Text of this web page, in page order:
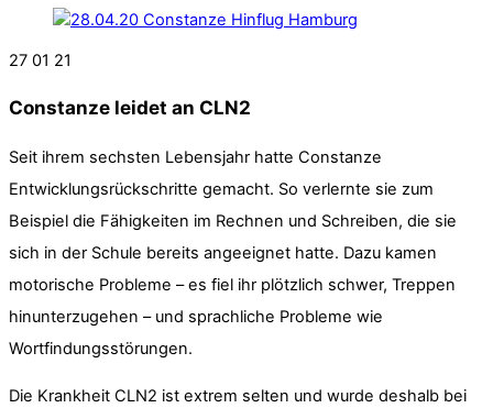
27 01 21
Constanze leidet an CLN2
Seit ihrem sechsten Lebensjahr hatte Constanze
Entwicklungsrückschritte gemacht. So verlernte sie zum
Beispiel die Fähigkeiten im Rechnen und Schreiben, die sie
sich in der Schule bereits angeeignet hatte. Dazu kamen
motorische Probleme – es fiel ihr plötzlich schwer, Treppen
hinunterzugehen – und sprachliche Probleme wie
Wortfindungsstörungen.
Die Krankheit CLN2 ist extrem selten und wurde deshalb bei